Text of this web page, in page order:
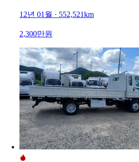
12년 01월 · 552,521km
2,300만원